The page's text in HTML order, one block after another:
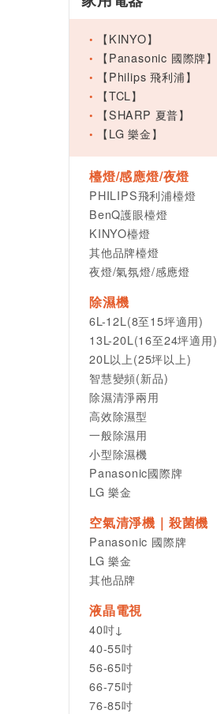
【KINYO】
【Panasonic 國際牌】
【Philips 飛利浦】
【TCL】
【SHARP 夏普】
【LG 樂金】
檯燈/感應燈/夜燈
PHILIPS飛利浦檯燈
BenQ護眼檯燈
KINYO檯燈
其他品牌檯燈
夜燈/氣氛燈/感應燈
除濕機
6L-12L(8至15坪適用)
13L-20L(16至24坪適用)
20L以上(25坪以上)
智慧變頻(新品)
除濕清淨兩用
高效除濕型
一般除濕用
小型除濕機
Panasonic國際牌
LG 樂金
空氣清淨機｜殺菌機
Panasonic 國際牌
LG 樂金
其他品牌
液晶電視
40吋↓
40-55吋
56-65吋
66-75吋
76-85吋